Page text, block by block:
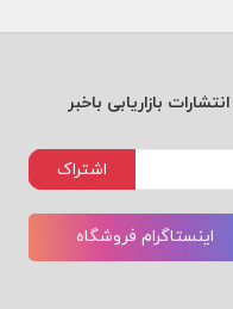
بازاریابی باخبر
اشتراک
اینستاگرام فروشگاه